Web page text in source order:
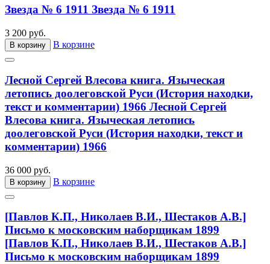
Звезда № 6 1911 Звезда № 6 1911
3 200 руб.
В корзину В корзине
Лесной Сергей Влесова книга. Языческая
летопись доолеговской Руси (История находки,
текст и комментарии) 1966 Лесной Сергей
Влесова книга. Языческая летопись
доолеговской Руси (История находки, текст и
комментарии) 1966
36 000 руб.
В корзину В корзине
[Павлов К.П., Николаев В.И., Шестаков А.В.]
Письмо к московским наборщикам 1899
[Павлов К.П., Николаев В.И., Шестаков А.В.]
Письмо к московским наборщикам 1899